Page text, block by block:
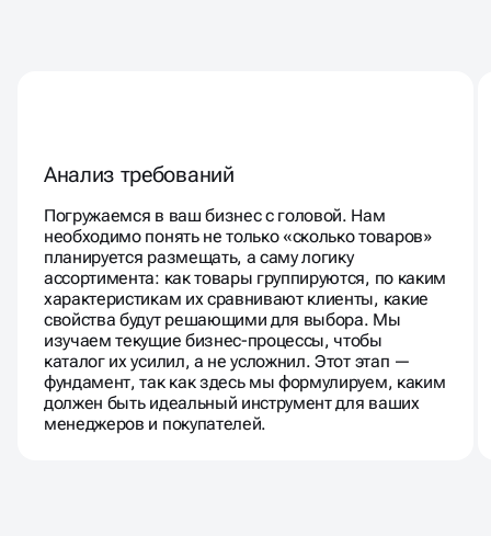
Анализ требований
Погружаемся в ваш бизнес с головой. Нам
необходимо понять не только «сколько товаров»
планируется размещать, а саму логику
ассортимента: как товары группируются, по каким
характеристикам их сравнивают клиенты, какие
свойства будут решающими для выбора. Мы
изучаем текущие бизнес-процессы, чтобы
каталог их усилил, а не усложнил. Этот этап —
фундамент, так как здесь мы формулируем, каким
должен быть идеальный инструмент для ваших
менеджеров и покупателей.